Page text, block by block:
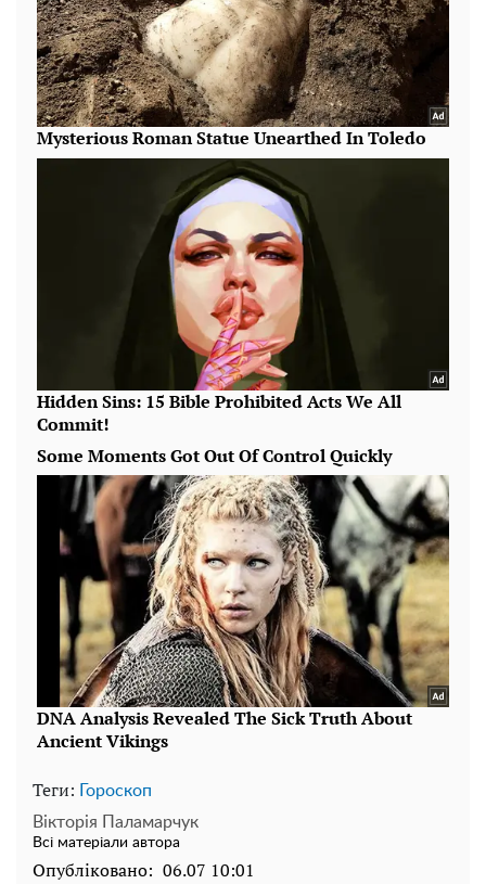
Теги:
Гороскоп
Вікторія Паламарчук
Всі матеріали автора
Опубліковано: 06.07 10:01